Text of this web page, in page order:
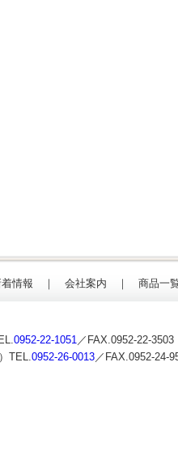
着情報 ｜ 会社案内 ｜ 商品一
0952-22-1051／FAX.0952-22-3503
TEL.0952-26-0013／FAX.0952-24-